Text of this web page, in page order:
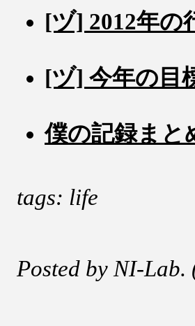
[ヅ] 2012年の
[ヅ] 今年の目
僕の記録まと
tags: life
Posted by NI-Lab.